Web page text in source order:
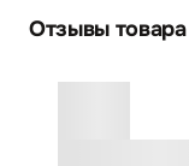
Отзывы товара